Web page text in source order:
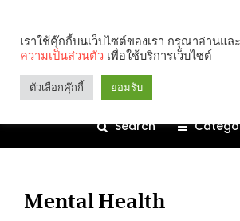
Search
Mental Health
เราใช้คุ๊กกี้บนเว็บไซต์ของเรา กรุณาอ่านแล
ความเป็นส่วนตัว เพื่อใช้บริการเว็บไซต์
ตัวเลือกคุ๊กกี้ ยอมรับ